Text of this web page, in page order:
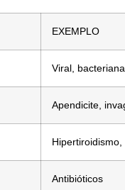
EXEMPLO
Viral,
Apendicite,
Antibióticos